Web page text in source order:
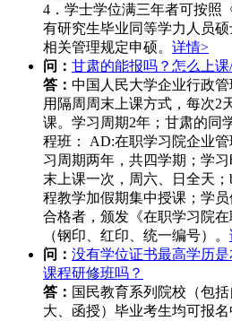
4．学士学位满三年者可按照
有研究生毕业同等学力人员
相关管理规定申硕。 详情>
问： 甘肃的能报吗？怎么上
答： 中国人民大学企业行政
用隔周周末上课方式，每次2
课。学习周期2年；甘肃的同
程班： AD:在职学习院企业
习周期两年，共四学期；学
末上课一次，周六、日全天
程教学加假期集中授课；学
合格者，颁发《在职学习院在
（钢印、红印、统一编号）。
问： 没有学位证书最高学历
课程研修班吗？
答： 国民教育系列院校（包
大、函授）毕业考生均可报